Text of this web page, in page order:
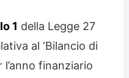
1 della Legge 27
al ‘Bilancio di
finanziario